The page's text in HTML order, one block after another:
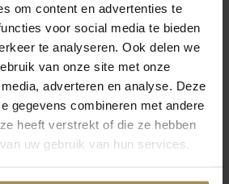
om content en advertenties te
voor social media te bieden
te analyseren. Ook delen we
van onze site met onze
adverteren en analyse. Deze
gegevens combineren met andere
heeft verstrekt of die ze hebben
uw gebruik van hun services.